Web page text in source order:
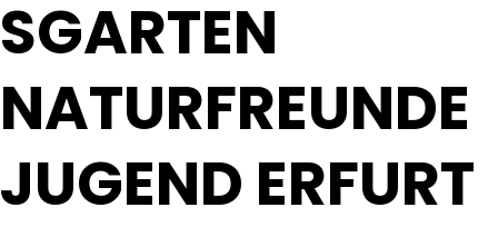
SGARTEN
NATURFREUNDE
JUGEND ERFURT